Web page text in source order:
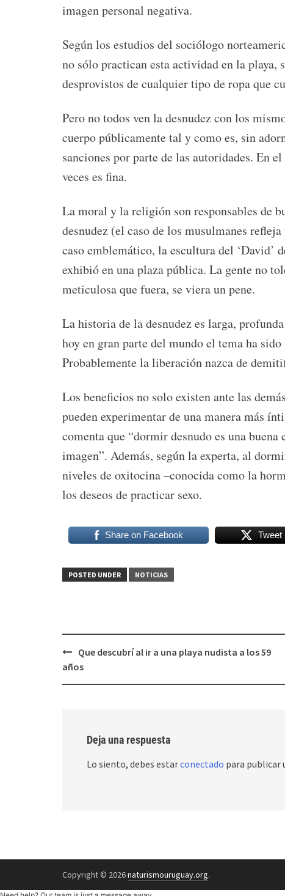
imagen personal negativa.
Según los estudios del sociólogo
no sólo practican esta actividad en la playa,
desprovistos de cualquier tipo de ropa que
Pero no todos ven la desnudez con los
cuerpo públicamente tal y como es, sin
sanciones por parte de las autoridades. En
veces es fina.
La moral y la religión son responsables de
desnudez (el caso de los musulmanes
caso emblemático, la escultura del ‘David’
exhibió en una plaza pública. La gente no
meticulosa que fuera, se viera un pene.
La historia de la desnudez es larga,
hoy en gran parte del mundo el tema ha
Probablemente la liberación nazca de
Los beneficios no solo existen ante las
pueden experimentar de una manera más
comenta que “dormir desnudo es una
imagen”. Además, según la experta, al
niveles de oxitocina –conocida como la
los deseos de practicar sexo.
Share on Facebook Tweet
POSTED UNDER NOTICIAS
Post
navigation
Que descubrí al ir a una playa nudista a los 59
años
Deja una respuesta
Lo siento, debes estarconectado para publicar
Copyright © 2026naturismouruguay.org.